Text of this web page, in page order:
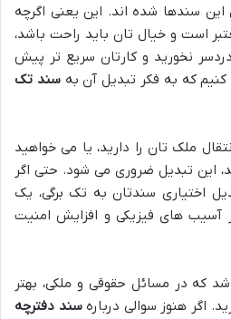
این سندها شده اند. این یعنی اگرچه
است و خیال تان باید راحت باشد،
دردسر نخورید و کارتان سریع تر پیش
کنیم که به فکر تبدیل آن بهسند تک
ملک تان را دارید، یا می خواهید
این تبدیل ضروری می شود. حتی اگر
اختیاری سندتان به تک برگی، یک
آسیب های فیزیکی و افزایش امنیت
که در مسائل حقوقی و ملکی، بهتر
اگر هنوز سوالی دربارهسند دفترچه